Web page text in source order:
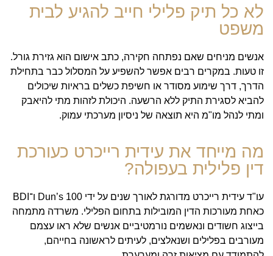
לא כל תיק פלילי חייב להגיע לבית
משפט
אנשים מניחים שאם נפתחה חקירה, כתב אישום הוא גזירת גורל.
זו טעות. במקרים רבים אפשר להשפיע על המסלול כבר בתחילת
הדרך, דרך שימוע מסודר או חשיפת כשלים בראיות שיכולים
להביא לסגירת התיק ללא הרשעה. היכולת לזהות מתי להיאבק
ומתי לנהל מו"מ היא תוצאה של ניסיון מערכתי עמוק.
מה מייחד את עידית רייכרט כעורכת
דין פלילית בעפולה?
עו"ד עידית רייכרט מדורגת לאורך שנים על ידי Dun’s 100 ו־BDI
כאחת מעורכות הדין המובילות בתחום הפלילי. משרדה מתמחה
בייצוג חשודים ונאשמים נורמטיביים אנשים שלא ראו עצמם
מעורבים בפלילים ושנאלצים, לעיתים לראשונה בחייהם,